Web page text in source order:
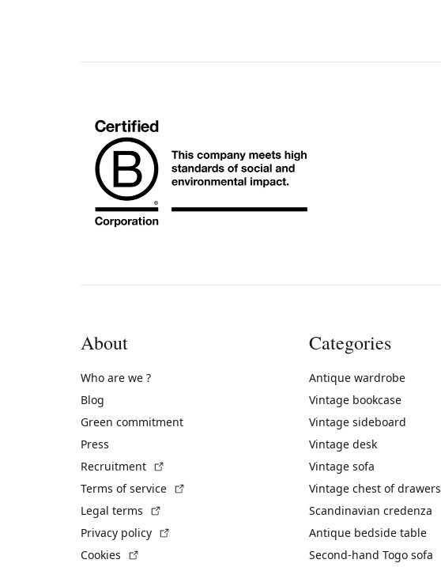
About
Who are we ?
Blog
Green commitment
Press
Recruitment
Terms of service
Legal terms
Privacy policy
Cookies
Categories
Antique wardrobe
Vintage bookcase
Vintage sideboard
Vintage desk
Vintage sofa
Vintage chest of drawers
Scandinavian credenza
Antique bedside table
Second-hand Togo sofa